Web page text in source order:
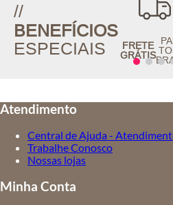
//
BENEFÍCIOS
ESPECIAIS
FRETE
GRÁTIS
Atendimento
Central de Ajuda -
Trabalhe Conosco
Nossas lojas
Minha Conta